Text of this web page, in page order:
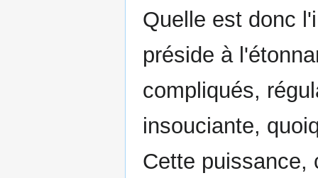
Quelle est donc
préside à
compliqués,
insouciante,
Cette